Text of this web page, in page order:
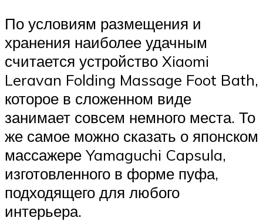
По условиям размещения и
хранения наиболее удачным
считается устройство Xiaomi
Leravan Folding Massage Foot Bath,
которое в сложенном виде
занимает совсем немного места. То
же самое можно сказать о японском
массажере Yamaguchi Capsula,
изготовленного в форме пуфа,
подходящего для любого
интерьера.